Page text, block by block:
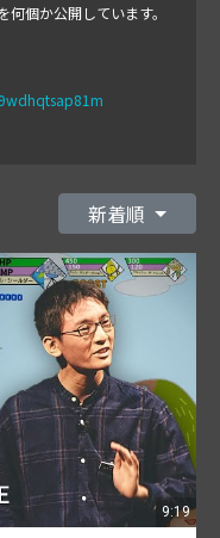
個か公開しています。
新着順
9:19